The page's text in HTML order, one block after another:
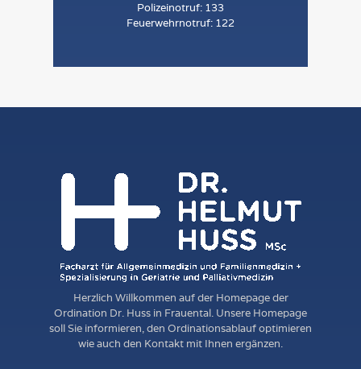
Polizeinotruf: 133
Feuerwehrnotruf: 122
Herzlich Willkommen auf der Homepage der
Ordination Dr. Huss in Frauental. Unsere Homepage
soll Sie informieren, den Ordinationsablauf optimieren
wie auch den Kontakt mit Ihnen ergänzen.